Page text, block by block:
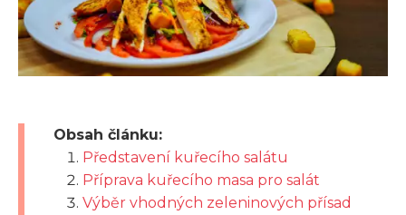
Obsah článku:
Představení kuřecího salátu
Příprava kuřecího masa pro salát
Výběr vhodných zeleninových přísad